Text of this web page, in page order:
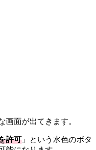
画面が出てきます。
許可 」という水色のボタ